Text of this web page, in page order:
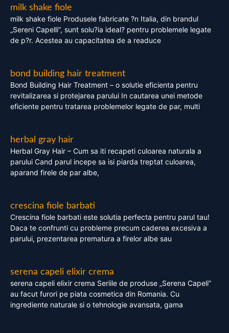
milk shake fiole
milk shake fiole Produsele fabricate ?n Italia, din brandul
„Sereni Capelli”, sunt solu?ia ideal? pentru problemele legate
de p?r. Acestea au capacitatea de a readuce
bond building hair treatment
Bond Building Hair Treatment – o solutie eficienta pentru
revitalizarea si protejarea parului In cautarea unei metode
eficiente pentru tratarea problemelor legate de par, multi
herbal gray hair
Herbal Gray Hair – Cum sa iti recapeti culoarea naturala a
parului Cand parul incepe sa isi piarda treptat culoarea,
aparand firele de par albe,
crescina fiole barbati
Crescina fiole barbati este solutia perfecta pentru parul tau!
Daca te confrunti cu probleme precum caderea excesiva a
parului, prezentarea prematura a firelor albe sau
serena capeli elixir crema
serena capeli elixir crema Seriile de produse „Serena Capeli”
au facut furori pe piata cosmetica din Romania. Cu
ingrediente naturale si o tehnologie avansata, gama